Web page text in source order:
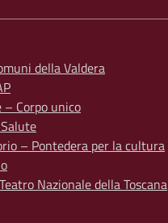
della Valdera
– Corpo unico
– Pontedera per la cultura
Nazionale della Toscana